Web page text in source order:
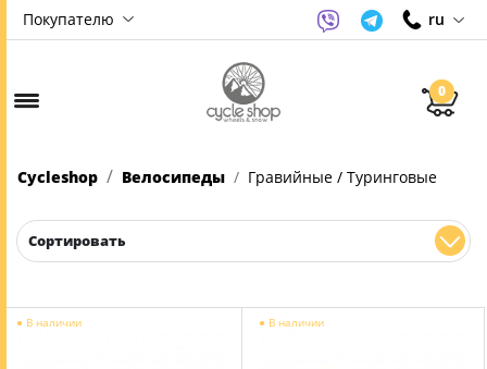
Покупателю ru
0
Cycleshop Велосипеды Гравийные / Туринговые
Сортировать
● В наличии ● В наличии